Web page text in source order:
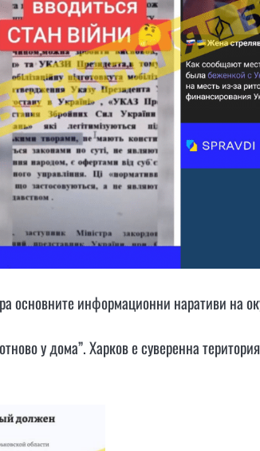
основните информационни наративи на
у дома”. Харков е суверенна